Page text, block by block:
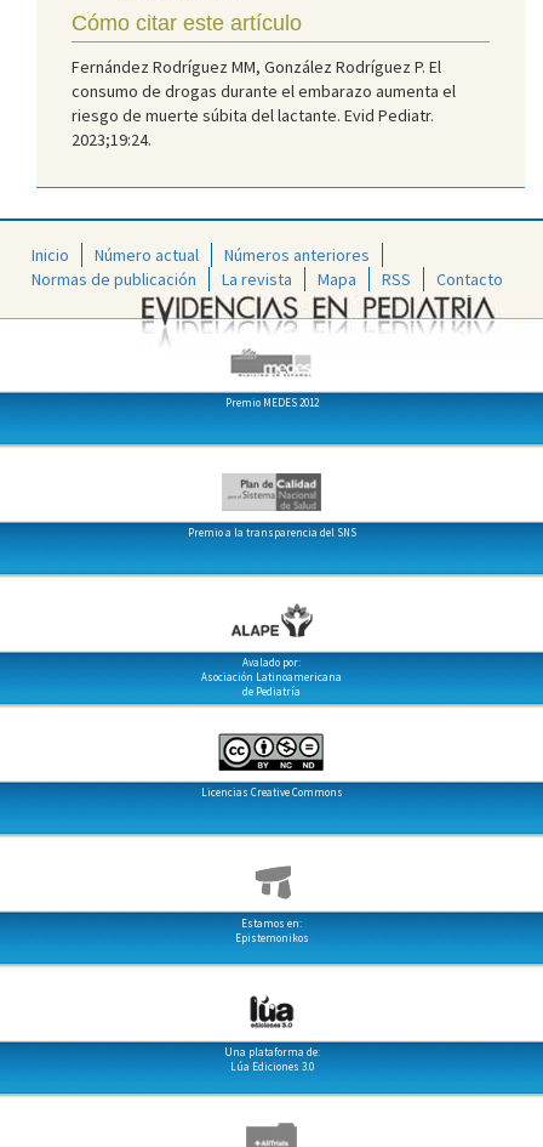
Cómo citar este artículo
Fernández Rodríguez MM, González Rodríguez P. El
consumo de drogas durante el embarazo aumenta el
riesgo de muerte súbita del lactante. Evid Pediatr.
2023;19:24.
Inicio Número actual
Números anteriores
Normas de publicación
La revista Mapa RSS Contacto
Premio MEDES 2012
Premio a la transparencia del SNS
Avalado por:
Asociación Latinoamericana
de Pediatría
Licencias Creative Commons
Estamos en:
Epistemonikos
Una plataforma de:
Lúa Ediciones 3.0